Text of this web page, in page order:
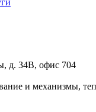
д. 34В, офис 704
и механизмы,